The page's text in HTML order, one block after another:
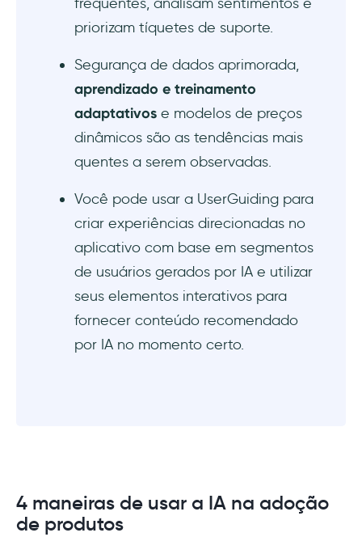
priorizam tíquetes de suporte.
Segurança de dados aprimorada,
aprendizado e treinamento
adaptativos e modelos de preços
dinâmicos são as tendências mais
quentes a serem observadas.
Você pode usar a UserGuiding para
criar experiências direcionadas no
aplicativo com base em segmentos
de usuários gerados por IA e utilizar
seus elementos interativos para
fornecer conteúdo recomendado
por IA no momento certo.
4 maneiras de usar a IA na adoção
de produtos